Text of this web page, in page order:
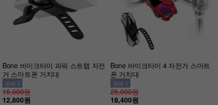
Bone 바이크타이 파워 스트랩 자전
거 스마트폰 거치대
판매 3
15,000원
12,800원
Bone 바이크타이 4 자전거 스마트
폰 거치대
판매 1
25,000원
18,400원